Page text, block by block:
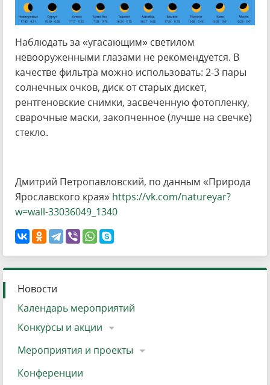
Наблюдать за «угасающим» светилом
невооруженными глазами не рекомендуется. В
качестве фильтра можно использовать: 2-3 пары
солнечных очков, диск от старых дискет,
рентгеновские снимки, засвеченную фотопленку,
сварочные маски, закопченное (лучше на свечке)
стекло.
Дмитрий Петропавловский, по данным «Природа
Ярославского края» https://vk.com/natureyar?
w=wall-33036049_1340
Новости
Календарь мероприятий
Конкурсы и акции
Мероприятия и проекты
Конференции